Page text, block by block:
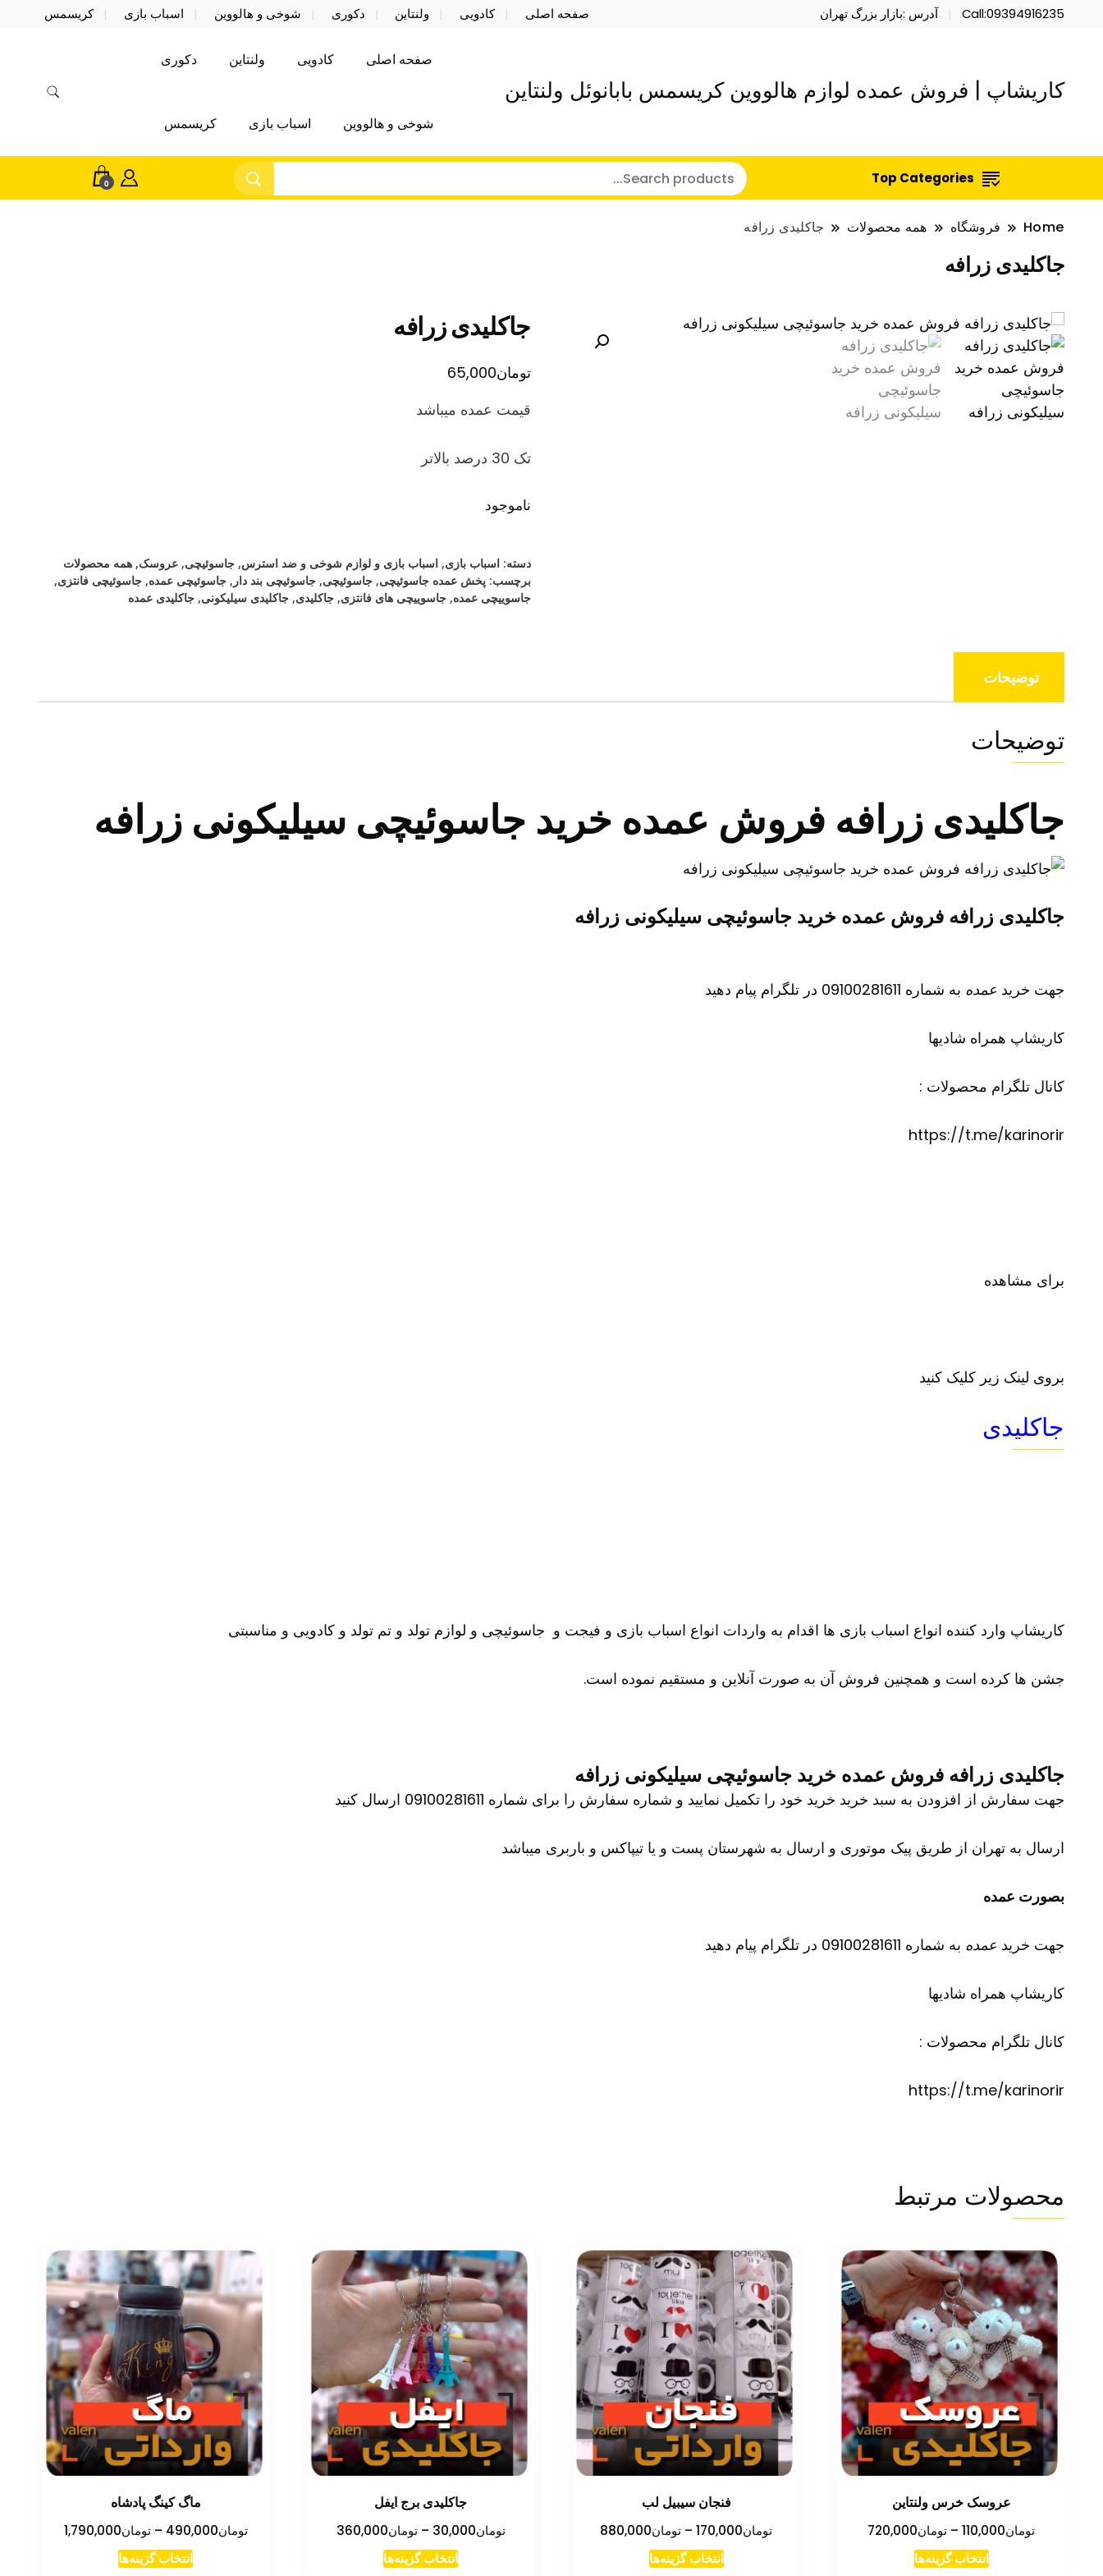
Call:09394916235 آدرس :بازار بزرگ تهران صفحه اصلی کادویی ولنتاین دکوری شوخی و هالووین اسباب بازی کریسمس
کاریشاپ | فروش عمده لوازم هالووین کریسمس بابانوئل ولنتاین
صفحه اصلی کادویی ولنتاین دکوری
شوخی و هالووین اسباب بازی کریسمس
Top Categories
0
Home فروشگاه همه محصولات جاکلیدی زرافه
جاکلیدی زرافه
جاکلیدی زرافه
تومان65,000
قیمت عمده میباشد
تک 30 درصد بالاتر
ناموجود
دسته: اسباب بازی, اسباب بازی و لوازم شوخی و ضد استرس, جاسوئیچی, عروسک, همه محصولات
برچسب: پخش عمده جاسوئیچی, جاسوئیچی, جاسوئیچی بند دار , جاسوئیچی عمده, جاسوئیچی فانتزی,
جاسوییچی عمده, جاسوییچی های فانتزی, جاکلیدی, جاکلیدی سیلیکونی, جاکلیدی عمده
توضیحات
توضیحات
جاکلیدی زرافه فروش عمده خرید جاسوئیچی سیلیکونی زرافه
جاکلیدی زرافه فروش عمده خرید جاسوئیچی سیلیکونی زرافه
جهت خرید عمده به شماره 09100281611 در تلگرام پیام دهید
کاریشاپ همراه شادیها
کانال تلگرام محصولات :
https://t.me/karinorir
برای مشاهده
بروی لینک زیر کلیک کنید
جاکلیدی
کاریشاپ وارد کننده انواع اسباب بازی ها اقدام به واردات انواع اسباب بازی و فیجت و جاسوئیچی و لوازم تولد و تم تولد و کادویی و مناسبتی
جشن ها کرده است و همچنین فروش آن به صورت آنلاین و مستقیم نموده است.
جاکلیدی زرافه فروش عمده خرید جاسوئیچی سیلیکونی زرافه
جهت سفارش از افزودن به سبد خرید خرید خود را تکمیل نمایید و شماره سفارش را برای شماره 09100281611 ارسال کنید
ارسال به تهران از طریق پیک موتوری و ارسال به شهرستان پست و یا تیپاکس و باربری میباشد
بصورت عمده
جهت خرید عمده به شماره 09100281611 در تلگرام پیام دهید
کاریشاپ همراه شادیها
کانال تلگرام محصولات :
https://t.me/karinorir
محصولات مرتبط
عروسک خرس ولنتاین
تومان110,000
– تومان720,000محدوده
انتخاب گزینه‌هااین
فنجان سیبیل لب
تومان170,000
– تومان880,000محدوده
انتخاب گزینه‌هااین
جاکلیدی برج ایفل
تومان30,000
– تومان360,000
انتخاب گزینه‌هااین
ماگ کینگ پادشاه
تومان490,000
– تومان1,790,000محدوده
انتخاب گزینه‌هااین